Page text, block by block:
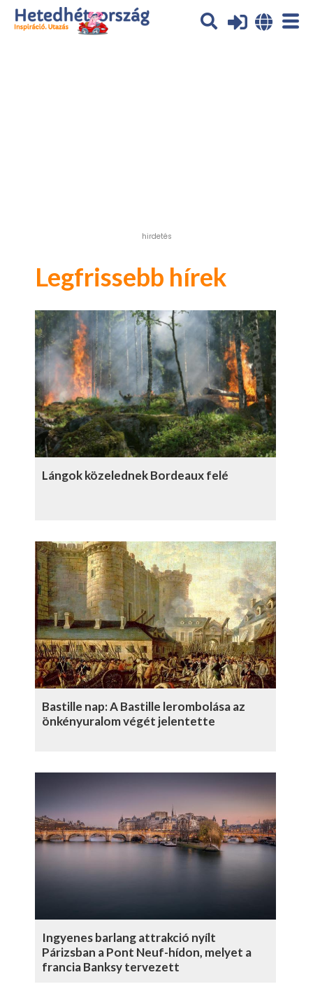
Az oldal sütiket (cookies) használ. További tájékoztatás itt:
Adatvédelmi tájékoztató
hirdetés
Legfrissebb hírek
Lángok közelednek Bordeaux felé
Bastille nap: A Bastille lerombolása az
önkényuralom végét jelentette
Ingyenes barlang attrakció nyílt
Párizsban a Pont Neuf-hídon, melyet a
francia Banksy tervezett